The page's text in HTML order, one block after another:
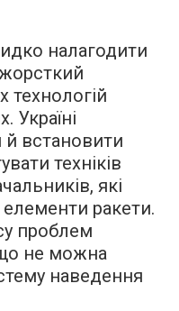
налагодити
технологій
Україні
й встановити
техніків
які
ракети.
проблем
не можна
наведення